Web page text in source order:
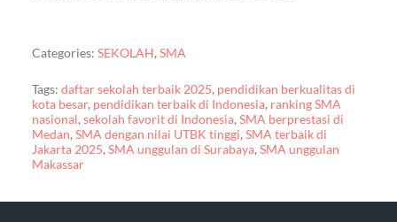
Categories: SEKOLAH,SMA
Tags: daftar sekolah terbaik 2025, pendidikan berkualitas di
kota besar, pendidikan terbaik di Indonesia, ranking SMA
nasional, sekolah favorit di Indonesia, SMA berprestasi di
Medan, SMA dengan nilai UTBK tinggi, SMA terbaik di
Jakarta 2025, SMA unggulan di Surabaya, SMA unggulan
Makassar